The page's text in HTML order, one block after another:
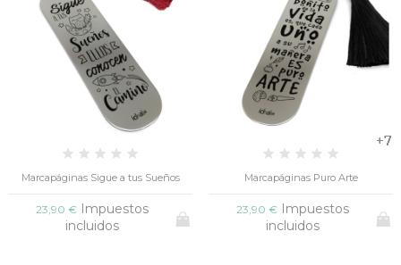
+7
+7
+7
Marcapáginas Sigue a tus Sueños
23,90 € Impuestos
incluidos
+7
Marcapáginas Puro Arte
23,90 € Impuestos
incluidos
+7
+7
+7
+7
+7
+7